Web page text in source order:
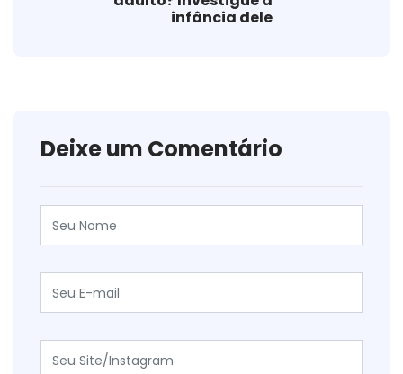
infância dele
Deixe um Comentário